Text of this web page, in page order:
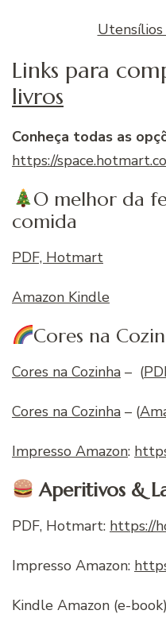
Utensílios
Links para
livros
Conheça todas as
https://
O melhor da
comida
PDF, Hotmart
Amazon Kindle
Cores na
Cores na Cozinha – (
Cores na Cozinha – (
Impresso Amazon:
Aperitivos &
PDF, Hotmart: https://
Impresso Amazon:
Kindle Amazon (e-